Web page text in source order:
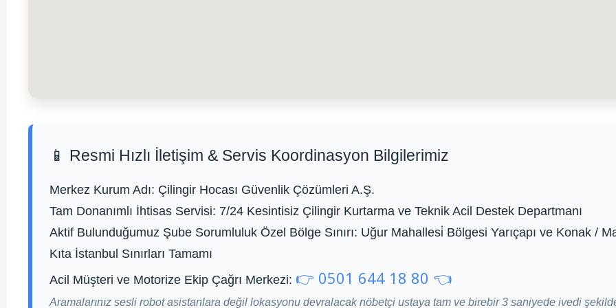
📱 Resmi Hızlı İletişim & Servis Koordinasyon Bilgilerimiz
Merkez Kurum Adı: Çilingir Hocası Güvenlik Çözümleri A.Ş.
Tam Donanımlı İhtisas Servisi: 7/24 Kesintisiz Çilingir Kurtarma ve Teknik Acil Destek Departmanı
Aktif Bulunduğumuz Şube Sorumluluk Özel Bölge Sınırı: Uğur Mahallesi̇ Bölgesi Yarıçapı ve Konak /
Kıta İstanbul Sınırları Tamamı
Acil Müşteri ve Motorize Ekip Çağrı Merkezi: 👉 0501 644 18 80 👈
Aramalarınız sesli robot asistanlara değil lokasyonu devralacak nöbetçi ustaya tam ve birebir 3 saniyede ivedi